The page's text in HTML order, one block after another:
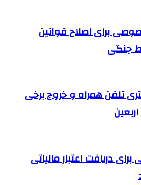
برای اصلاح قوانین
جنگی
تلفن همراه و خروج برخی
دریافت اعتبار مالیاتی